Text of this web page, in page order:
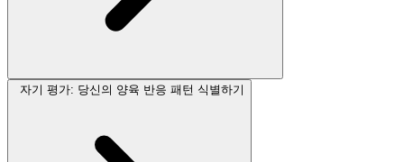
자기 평가: 당신의 양육 반응 패턴 식별하기